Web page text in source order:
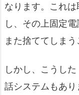
なります。これ
し、その上固定
また捨ててしまう
しかし、こうし
話システムもあ